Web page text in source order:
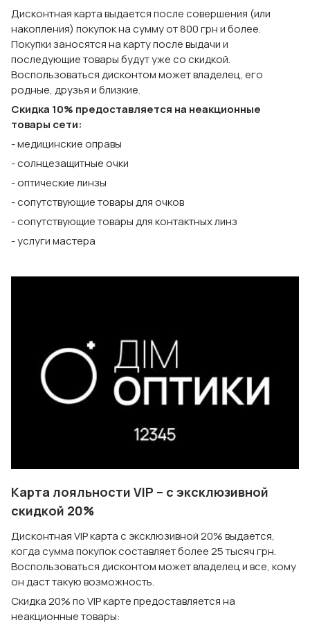
Дисконтная карта выдается после совершения (или
накопления) покупок на сумму от 800 грн и более.
Покупки заносятся на карту после выдачи и
последующие товары будут уже со скидкой.
Воспользоваться дисконтом может владелец, его
родные, друзья и близкие.
Скидка 10% предоставляется на неакционные
товары сети:
- медицинские оправы
- солнцезащитные очки
- оптические линзы
- сопутствующие товары для очков
- сопутствующие товары для контактных линз
- услуги мастера
Карта лояльности VIP – с эксклюзивной
скидкой 20%
Дисконтная VIP карта c эксклюзивной 20% выдается,
когда сумма покупок составляет более 25 тысяч грн.
Воспользоваться дисконтом может владелец и все, кому
он даст такую возможность.
Скидка 20% по VIP карте предоставляется на
неакционные товары: